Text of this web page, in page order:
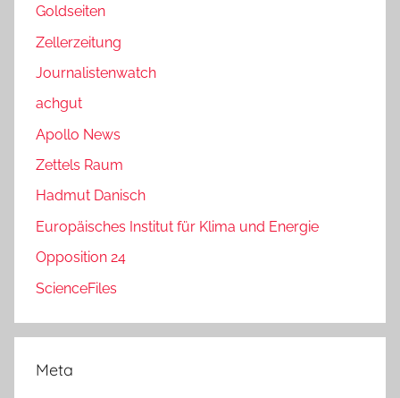
Goldseiten
Zellerzeitung
Journalistenwatch
achgut
Apollo News
Zettels Raum
Hadmut Danisch
Europäisches Institut für Klima und Energie
Opposition 24
ScienceFiles
Meta